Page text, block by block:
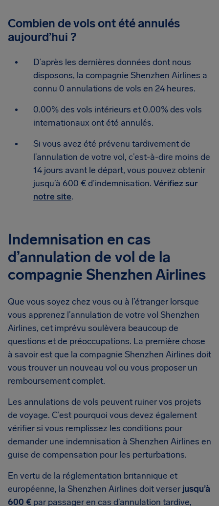
Combien de vols ont été annulés
aujourd’hui ?
D’après les dernières données dont nous
disposons, la compagnie Shenzhen Airlines a
connu 0 annulations de vols en 24 heures.
0.00% des vols intérieurs et 0.00% des vols
internationaux ont été annulés.
Si vous avez été prévenu tardivement de
l’annulation de votre vol, c’est-à-dire moins de
14 jours avant le départ, vous pouvez obtenir
jusqu’à 600 € d’indemnisation. Vérifiez sur
notre site.
Indemnisation en cas
d’annulation de vol de la
compagnie Shenzhen Airlines
Que vous soyez chez vous ou à l’étranger lorsque
vous apprenez l’annulation de votre vol Shenzhen
Airlines, cet imprévu soulèvera beaucoup de
questions et de préoccupations. La première chose
à savoir est que la compagnie Shenzhen Airlines doit
vous trouver un nouveau vol ou vous proposer un
remboursement complet.
Les annulations de vols peuvent ruiner vos projets
de voyage. C’est pourquoi vous devez également
vérifier si vous remplissez les conditions pour
demander une indemnisation à Shenzhen Airlines en
guise de compensation pour les perturbations.
En vertu de la réglementation britannique et
européenne, la Shenzhen Airlines doit verser jusqu’à
600 € par passager en cas d’annulation tardive,